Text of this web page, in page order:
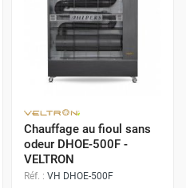
Chauffage au fioul sans
odeur DHOE-500F -
VELTRON
Réf. : VH DHOE-500F